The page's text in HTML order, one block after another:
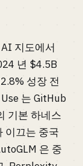
지도에서
년 $4.5B
성장 전
는 GitHub
기본 하네스
이끄는 중국
은 중